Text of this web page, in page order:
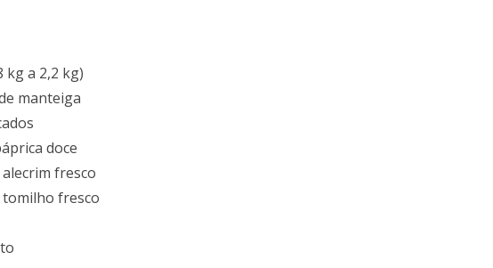
kg a 2,2 kg)
manteiga
doce
fresco
tomilho fresco